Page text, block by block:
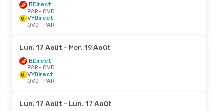
IBDirect
PAR- OVD
VYDirect
OVD- PAR
Lun. 17 Août - Mer. 19 Août
IBDirect
PAR- OVD
VYDirect
OVD- PAR
Lun. 17 Août - Lun. 17 Août